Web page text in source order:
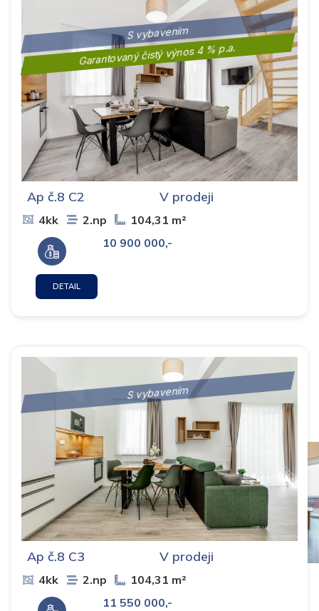
Ap č.8 C2 V prodeji
4kk 2.np
104,31 m²
10 900 000,-
DETAIL
S vybavením
Garantovaný čistý výnos 4 % p.a.
Ap č.8 C3 V prodeji
4kk 2.np
104,31 m²
11 550 000,-
S vybavením